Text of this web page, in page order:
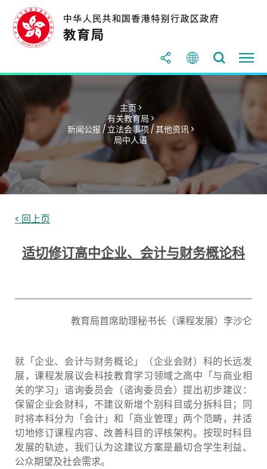
主页 >
有关教育局 >
新闻公报 / 立法会事项 / 其他资讯 >
局中人语
< 回上页
适切修订高中企业、会计与财务概论科
教育局首席助理秘书长（课程发展）李沙仑
就「企业、会计与财务概论」（企业会财）科的长远发
展，课程发展议会科技教育学习领域之高中「与商业相
关的学习」谘询委员会（谘询委员会）提出初步建议：
保留企业会财科，不建议新增个别科目或分拆科目；同
时将本科分为「会计」和「商业管理」两个范畴，并适
切地修订课程内容、改善科目的评核架构。按现时科目
发展的轨迹，我们认为这建议方案是最切合学生利益、
公众期望及社会需求。